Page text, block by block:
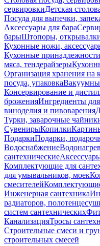
сервировкиДетская
Посуда для выпечки,
Аксессуары для бара
барыШтопоры,
Кухонные ножи,
Кухонные принадлежности
мяса, тендерайзеры
Организация хранения на
посуда, упаковка
Консервирование и
броженияИнгредиенты
виноделия и пивоварения
Турки, заварочные
СувенирыКопилки
ПодаркиПодарки,
Водоснабжение
сантехнические
Комплектующие для
для умывальников, моек
смесителей
Инженерная сантехника
радиаторов,
систем сантехнических
КанализацияТросы
Строительные смеси и
строительных смесей